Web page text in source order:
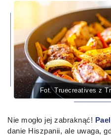
Fot. Truecreatives z
Nie mogło jej zabraknąć!
danie Hiszpanii, ale uwaga,